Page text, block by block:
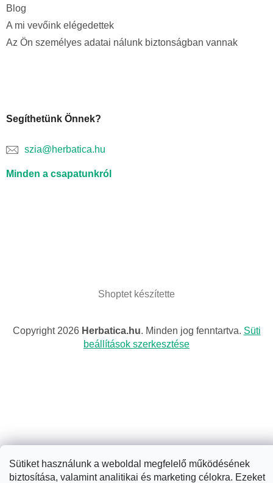
Sütiket használunk a weboldal megfelelő működésének
biztosítása, valamint analitikai és marketing célokra. Ezeket
Blog
A mi vevőink elégedettek
Az Ön személyes adatai nálunk biztonságban vannak
Segíthetünk Önnek?
szia@herbatica.hu
Minden a csapatunkról
Shoptet készítette
Copyright 2026 Herbatica.hu. Minden jog fenntartva. Süti
beállítások szerkesztése